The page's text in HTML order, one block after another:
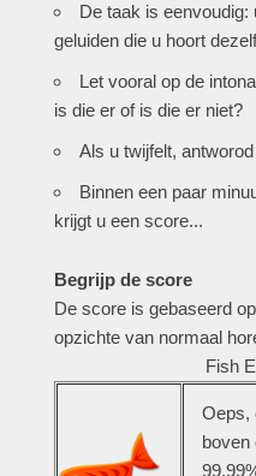
De taak is eenvoudig:
geluiden die u hoort
Let vooral op de
is die er of is die er niet?
Als u twijfelt,
Binnen een paar
krijgt u een score...
Begrijp de score
De score is gebaseerd
opzichte van normaal
Fish
Oeps,
boven